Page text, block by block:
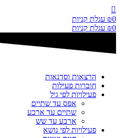
דלג
לתוכן
₪0
עגלת קניות
₪0 עגלת קניות
הרצאות וסדנאות
חוברות פעילות
פעילויות לפי גיל
אפס עד שתיים
שתיים עד ארבע
ארבע עד שש
פעילויות לפי נושא